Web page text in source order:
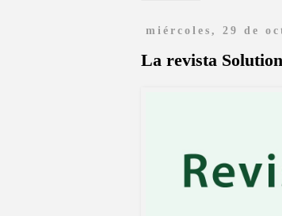
miércoles, 29 de
La revista